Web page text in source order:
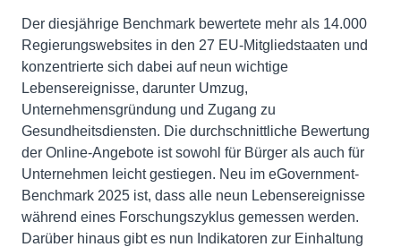
Der diesjährige Benchmark bewertete mehr als 14.000
Regierungswebsites in den 27 EU-Mitgliedstaaten und
konzentrierte sich dabei auf neun wichtige
Lebensereignisse, darunter Umzug,
Unternehmensgründung und Zugang zu
Gesundheitsdiensten. Die durchschnittliche Bewertung
der Online-Angebote ist sowohl für Bürger als auch für
Unternehmen leicht gestiegen. Neu im eGovernment-
Benchmark 2025 ist, dass alle neun Lebensereignisse
während eines Forschungszyklus gemessen werden.
Darüber hinaus gibt es nun Indikatoren zur Einhaltung